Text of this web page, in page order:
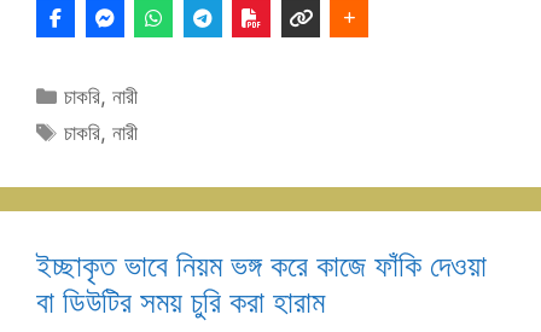
Categories
চাকরি,নারী
Tags
চাকরি,নারী
ইচ্ছাকৃত ভাবে নিয়ম ভঙ্গ করে কাজে ফাঁকি দেওয়া
বা ডিউটির সময় চুরি করা হারাম